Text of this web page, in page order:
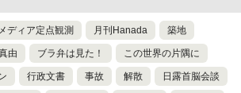
メディア定点観測 月刊Hanada 築地
由 ブラ弁は見た！ この世界の片隅に
行政文書 事故 解散 日露首脳会談